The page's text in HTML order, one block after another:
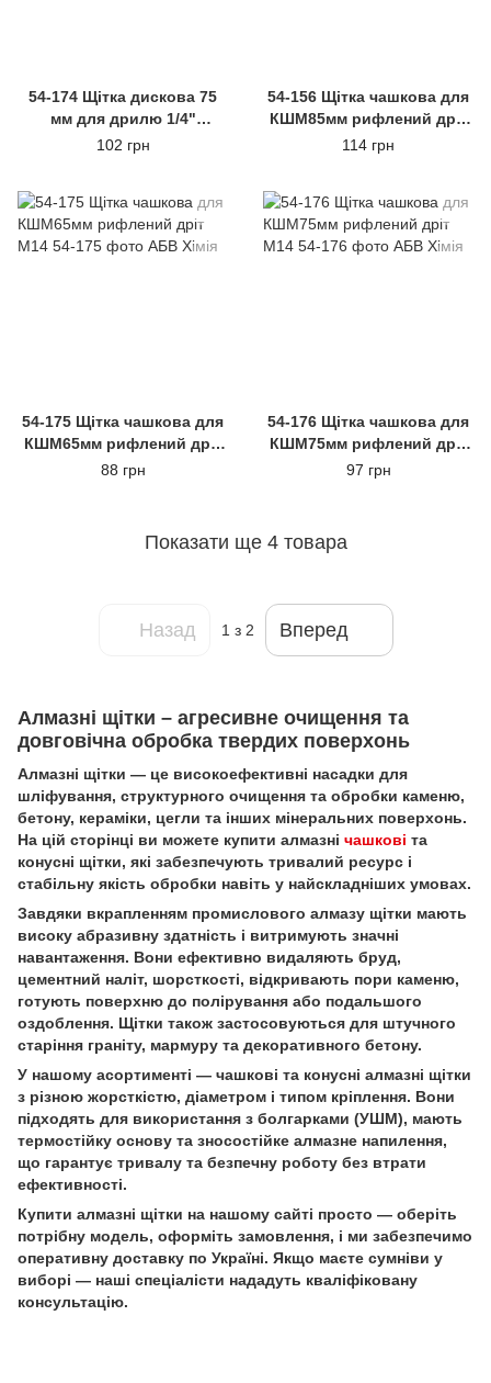
54-174 Щітка дискова 75
мм для дрилю 1/4"
плетена проволока POLAX
102 грн
54-156 Щітка чашкова для
КШМ85мм рифлений дріт
М14
114 грн
54-175 Щітка чашкова для
КШМ65мм рифлений дріт
М14
88 грн
54-176 Щітка чашкова для
КШМ75мм рифлений дріт
М14
97 грн
Показати ще 4 товара
Назад 1 з 2 Вперед
Алмазні щітки – агресивне очищення та
довговічна обробка твердих поверхонь
Алмазні щітки — це високоефективні насадки для
шліфування, структурного очищення та обробки каменю,
бетону, кераміки, цегли та інших мінеральних поверхонь.
На цій сторінці ви можете купити алмазні чашкові та
конусні щітки, які забезпечують тривалий ресурс і
стабільну якість обробки навіть у найскладніших умовах.
Завдяки вкрапленням промислового алмазу щітки мають
високу абразивну здатність і витримують значні
навантаження. Вони ефективно видаляють бруд,
цементний наліт, шорсткості, відкривають пори каменю,
готують поверхню до полірування або подальшого
оздоблення. Щітки також застосовуються для штучного
старіння граніту, мармуру та декоративного бетону.
У нашому асортименті — чашкові та конусні алмазні щітки
з різною жорсткістю, діаметром і типом кріплення. Вони
підходять для використання з болгарками (УШМ), мають
термостійку основу та зносостійке алмазне напилення,
що гарантує тривалу та безпечну роботу без втрати
ефективності.
Купити алмазні щітки на нашому сайті просто — оберіть
потрібну модель, оформіть замовлення, і ми забезпечимо
оперативну доставку по Україні. Якщо маєте сумніви у
виборі — наші спеціалісти нададуть кваліфіковану
консультацію.